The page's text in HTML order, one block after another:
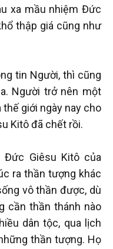
xa mầu nhiệm Đức
thập giá cũng như
tin Người, thì cũng
Người trở nên một
giới ngày nay cho
Kitô đã chết rồi.
Đức Giêsu Kitô của
ra thần tượng khác
vô thần được, dù
cần thần thánh nào
dân tộc, qua lịch
thần tượng. Họ